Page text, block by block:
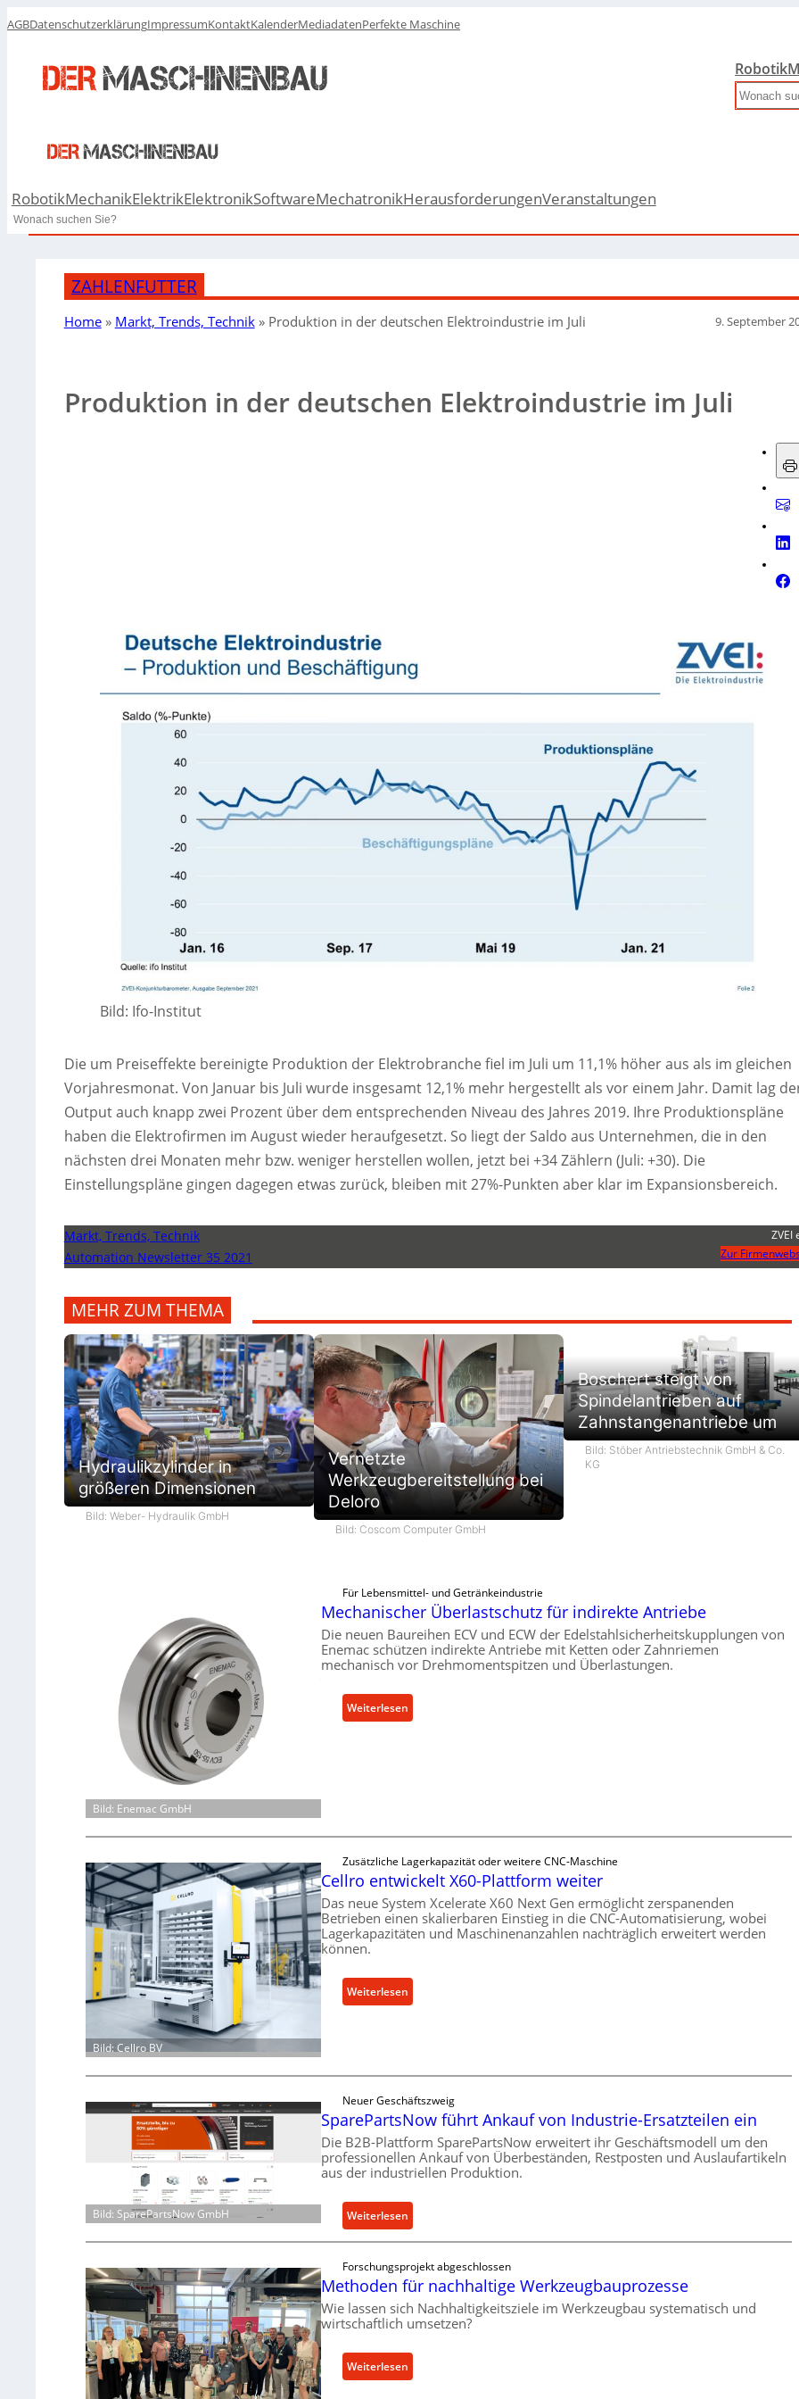
AGBDatenschutzerklärungImpressumKontaktKalenderMediadatenPerfekte Maschine
Robotik
Search
RobotikMechanikElektrikElektronikSoftwareMechatronikHerausforderungenVeranstaltungen
Search
ZAHLENFUTTER
Home» Markt, Trends, Technik» Produktion in der deutschen Elektroindustrie im Juli 9. September
Produktion in der deutschen Elektroindustrie im Juli
Bild: Ifo-Institut
Die um Preiseffekte bereinigte Produktion der Elektrobranche fiel im Juli um 11,1% höher aus als im gleichen
Vorjahresmonat. Von Januar bis Juli wurde insgesamt 12,1% mehr hergestellt als vor einem Jahr. Damit lag
Output auch knapp zwei Prozent über dem entsprechenden Niveau des Jahres 2019. Ihre Produktionspläne
haben die Elektrofirmen im August wieder heraufgesetzt. So liegt der Saldo aus Unternehmen, die in den
nächsten drei Monaten mehr bzw. weniger herstellen wollen, jetzt bei +34 Zählern (Juli: +30). Die
Einstellungspläne gingen dagegen etwas zurück, bleiben mit 27%-Punkten aber klar im Expansionsbereich.
Markt, Trends, Technik
Automation Newsletter 35 2021
ZVEI
Zur
MEHR ZUM THEMA
Hydraulikzylinder in
größeren Dimensionen
Bild: Weber- Hydraulik GmbH
Vernetzte
Werkzeugbereitstellung bei
Deloro
Bild: Coscom Computer GmbH
Boschert steigt von
Spindelantrieben auf
Zahnstangenantriebe um
Bild: Stöber Antriebstechnik GmbH & Co.
KG
Bild: Enemac GmbH
Für Lebensmittel- und Getränkeindustrie
Mechanischer Überlastschutz für indirekte Antriebe
Die neuen Baureihen ECV und ECW der Edelstahlsicherheitskupplungen von
Enemac schützen indirekte Antriebe mit Ketten oder Zahnriemen
mechanisch vor Drehmomentspitzen und Überlastungen.
Weiterlesen:
M
i
s
c
e
r
e
r
t
s
c
h
u
t
f
ü
i
n
d
i
e
k
Bild: Cellro BV
Zusätzliche Lagerkapazität oder weitere CNC-Maschine
Cellro entwickelt X60-Plattform weiter
Das neue System Xcelerate X60 Next Gen ermöglicht zerspanenden
Betrieben einen skalierbaren Einstieg in die CNC-Automatisierung, wobei
Lagerkapazitäten und Maschinenanzahlen nachträglich erweitert werden
können.
Weiterlesen:
C
o
e
n
t
w
c
k
l
t
X
6
-
P
Bild: SparePartsNow GmbH
Neuer Geschäftszweig
SparePartsNow führt Ankauf von Industrie-Ersatzteilen ein
Die B2B-Plattform SparePartsNow erweitert ihr Geschäftsmodell um den
professionellen Ankauf von Überbeständen, Restposten und Auslaufartikeln
aus der industriellen Produktion.
Weiterlesen:
S
a
r
e
P
r
t
Forschungsprojekt abgeschlossen
Methoden für nachhaltige Werkzeugbauprozesse
Wie lassen sich Nachhaltigkeitsziele im Werkzeugbau systematisch und
wirtschaftlich umsetzen?
Weiterlesen:
M